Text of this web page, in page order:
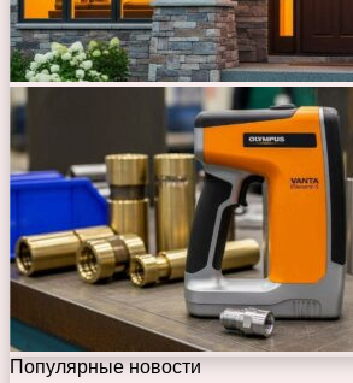
Популярные новости